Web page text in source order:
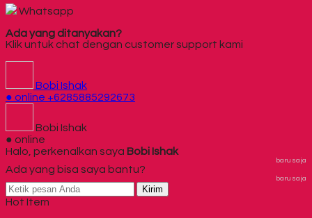
Whatsapp
Ada yang ditanyakan?
Klik untuk chat dengan customer support kami
Bobi Ishak
● online +6285885292673
Bobi Ishak
● online
Halo, perkenalkan saya Bobi Ishak
baru saja
Ada yang bisa saya bantu?
baru saja
Kirim
Hot Item